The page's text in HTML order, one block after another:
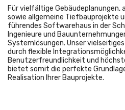
Für vielfältige Gebäudeplanungen,
sowie allgemeine Tiefbauprojekte
führendes Softwarehaus in der
Ingenieure und
Systemlösungen. Unser
durch flexible
Benutzerfreundlichkeit und
bietet somit die perfekte
Realisation Ihrer Bauprojekte.